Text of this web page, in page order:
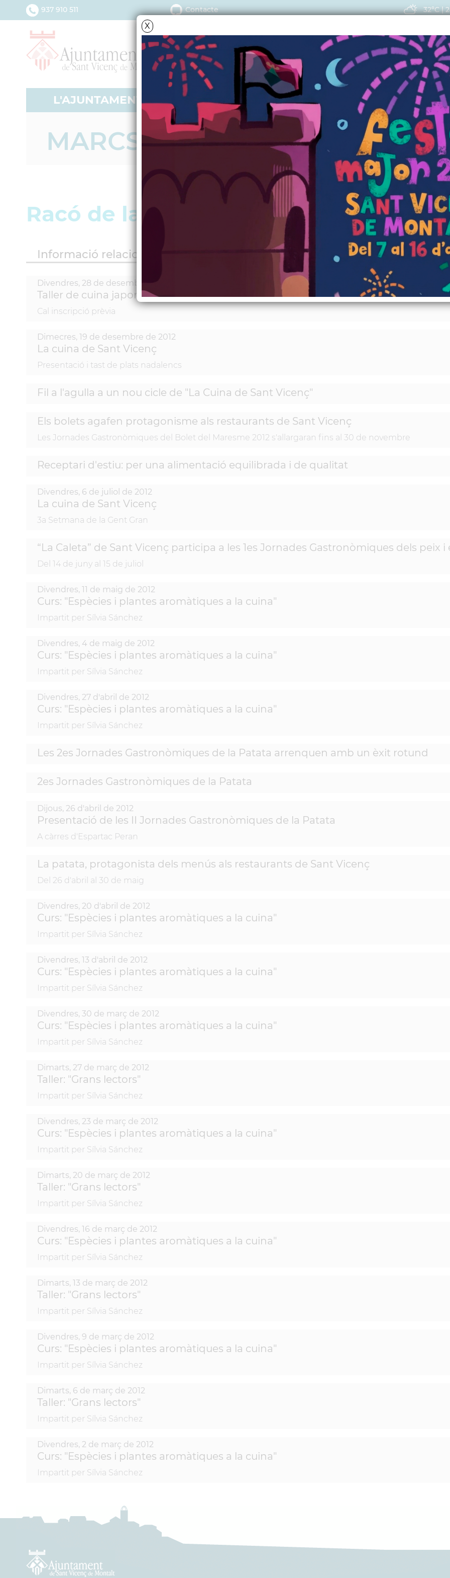
X
L'AJUNTAMENT SERVEIS ACTUALITAT
937 910 511 Contacte 32ºC|
MARCS
Racó de la cuina
Informació relacionada
Divendres, 28 de desembre de
Taller de cuina japonesa per a joves
Cal inscripció prèvia
Dimecres, 19 de desembre de 2012
La cuina de Sant Vicenç
Presentació i tast de plats nadalencs
Fil a l'agulla a un nou cicle de "La Cuina de Sant Vicenç"
Els bolets agafen protagonisme als restaurants de Sant Vicenç
Les Jornades Gastronòmiques del Bolet del Maresme 2012 s'allargaran fins al 30 de novembre
Receptari d'estiu: per una alimentació equilibrada i de qualitat
Divendres, 6 de juliol de 2012
La cuina de Sant Vicenç
3a Setmana de la Gent Gran
“La Caleta” de Sant Vicenç participa a les 1es Jornades Gastronòmiques dels peix i
Del 14 de juny al 15 de juliol
Divendres, 11 de maig de 2012
Curs: "Espècies i plantes aromàtiques a la cuina"
Impartit per Sílvia Sánchez
Divendres, 4 de maig de 2012
Curs: "Espècies i plantes aromàtiques a la cuina"
Impartit per Sílvia Sánchez
Divendres, 27 d'abril de 2012
Curs: "Espècies i plantes aromàtiques a la cuina"
Impartit per Sílvia Sánchez
Les 2es Jornades Gastronòmiques de la Patata arrenquen amb un èxit rotund
2es Jornades Gastronòmiques de la Patata
Dijous, 26 d'abril de 2012
Presentació de les II Jornades Gastronòmiques de la Patata
A càrres d'Espartac Peran
La patata, protagonista dels menús als restaurants de Sant Vicenç
Del 26 d'abril al 30 de maig
Divendres, 20 d'abril de 2012
Curs: "Espècies i plantes aromàtiques a la cuina"
Impartit per Sílvia Sánchez
Divendres, 13 d'abril de 2012
Curs: "Espècies i plantes aromàtiques a la cuina"
Impartit per Sílvia Sánchez
Divendres, 30 de març de 2012
Curs: "Espècies i plantes aromàtiques a la cuina"
Impartit per Sílvia Sánchez
Dimarts, 27 de març de 2012
Taller: "Grans lectors"
Impartit per Sílvia Sánchez
Divendres, 23 de març de 2012
Curs: "Espècies i plantes aromàtiques a la cuina"
Impartit per Sílvia Sánchez
Dimarts, 20 de març de 2012
Taller: "Grans lectors"
Impartit per Sílvia Sánchez
Divendres, 16 de març de 2012
Curs: "Espècies i plantes aromàtiques a la cuina"
Impartit per Sílvia Sánchez
Dimarts, 13 de març de 2012
Taller: "Grans lectors"
Impartit per Sílvia Sánchez
Divendres, 9 de març de 2012
Curs: "Espècies i plantes aromàtiques a la cuina"
Impartit per Sílvia Sánchez
Dimarts, 6 de març de 2012
Taller: "Grans lectors"
Impartit per Sílvia Sánchez
Divendres, 2 de març de 2012
Curs: "Espècies i plantes aromàtiques a la cuina"
Impartit per Sílvia Sánchez